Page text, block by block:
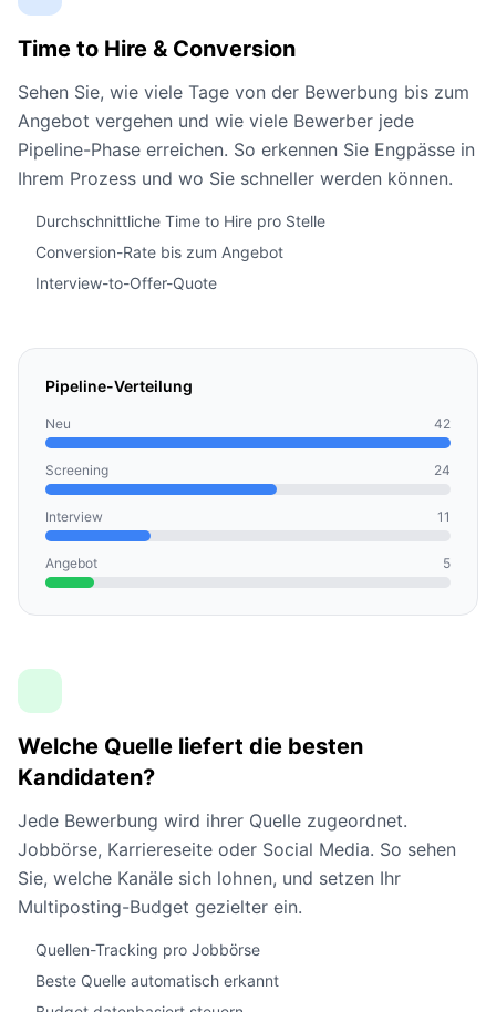
Time to Hire & Conversion
Sehen Sie, wie viele Tage von der Bewerbung bis zum
Angebot vergehen und wie viele Bewerber jede
Pipeline-Phase erreichen. So erkennen Sie Engpässe in
Ihrem Prozess und wo Sie schneller werden können.
Durchschnittliche Time to Hire pro Stelle
Conversion-Rate bis zum Angebot
Interview-to-Offer-Quote
Pipeline-Verteilung
Neu 42
Screening 24
Interview 11
Angebot 5
Welche Quelle liefert die besten
Kandidaten?
Jede Bewerbung wird ihrer Quelle zugeordnet.
Jobbörse, Karriereseite oder Social Media. So sehen
Sie, welche Kanäle sich lohnen, und setzen Ihr
Multiposting-Budget gezielter ein.
Quellen-Tracking pro Jobbörse
Beste Quelle automatisch erkannt